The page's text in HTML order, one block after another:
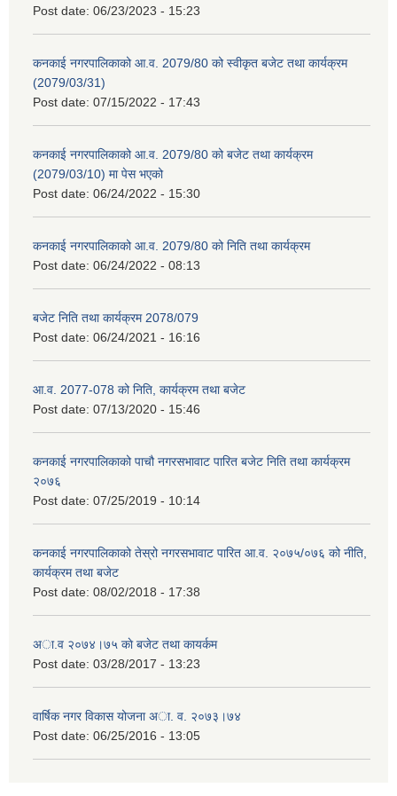
Post date: 06/23/2023 - 15:23
कनकाई नगरपालिकाको आ.व. 2079/80 को स्वीकृत बजेट तथा कार्यक्रम
(2079/03/31)
Post date: 07/15/2022 - 17:43
कनकाई नगरपालिकाको आ.व. 2079/80 को बजेट तथा कार्यक्रम
(2079/03/10) मा पेस भएको
Post date: 06/24/2022 - 15:30
कनकाई नगरपालिकाको आ.व. 2079/80 को निति तथा कार्यक्रम
Post date: 06/24/2022 - 08:13
बजेट निति तथा कार्यक्रम 2078/079
Post date: 06/24/2021 - 16:16
आ.व. 2077-078 को निति, कार्यक्रम तथा बजेट
Post date: 07/13/2020 - 15:46
कनकाई नगरपालिकाको पाचौ नगरसभावाट पारित बजेट निति तथा कार्यक्रम
२०७६
Post date: 07/25/2019 - 10:14
कनकाई नगरपालिकाको तेस्रो नगरसभावाट पारित आ.व. २०७५/०७६ को नीति,
कार्यक्रम तथा बजेट
Post date: 08/02/2018 - 17:38
अा.व २०७४।७५ काे बजेट तथा कायर्कम
Post date: 03/28/2017 - 13:23
वार्षिक नगर विकास योजना अा. व. २०७३।७४
Post date: 06/25/2016 - 13:05